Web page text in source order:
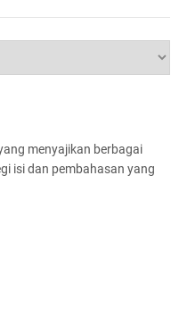
Bidan Garda
Adat hingga
menyajikan berbagai
isi dan pembahasan yang